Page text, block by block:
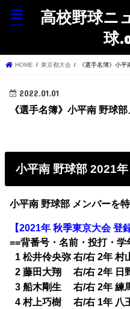
高校野球ニ
球
menu
HOME 東京都大会 《選手名簿》小
2022.01.01
《選手名簿》小平南 野球
小平南 野球部 2021年
小平南 野球部 メンバーを特
【2021年 秋季東京大会 登
==背番号・名前・投打・学
1 松井伶央弥 右/右 2年 村
02 藤田大翔 右/右 2年 日
03 船木剛生 右/右 2年 練
04 村上巧樹 右/右 1年 八